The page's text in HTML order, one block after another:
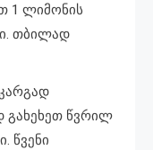
1 ლიმონის
თბილად
გახეხეთ წვრილ
წვენი